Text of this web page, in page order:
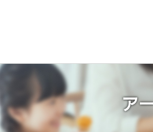
ア